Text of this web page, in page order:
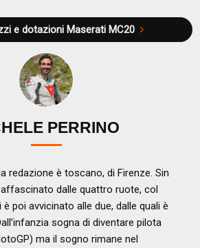
e dotazioni Maserati MC20
PERRINO
redazione è toscano, di Firenze. Sin
dalle quattro ruote, col
poi avvicinato alle due, dalle quali è
sogna di diventare pilota
ma il sogno rimane nel